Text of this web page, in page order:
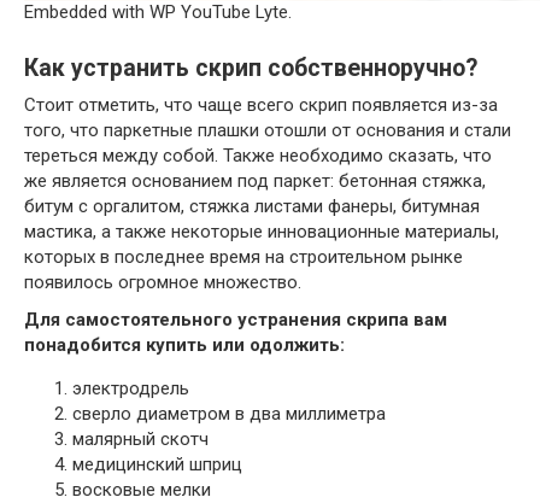
Watch this video on YouTube
Embedded with WP YouTube Lyte.
Как устранить скрип собственноручно?
Стоит отметить, что чаще всего скрип появляется из-за
того, что паркетные плашки отошли от основания и стали
тереться между собой. Также необходимо сказать, что
же является основанием под паркет: бетонная стяжка,
битум с оргалитом, стяжка листами фанеры, битумная
мастика, а также некоторые инновационные материалы,
которых в последнее время на строительном рынке
появилось огромное множество.
Для самостоятельного устранения скрипа вам
понадобится купить или одолжить:
электродрель
сверло диаметром в два миллиметра
малярный скотч
медицинский шприц
восковые мелки